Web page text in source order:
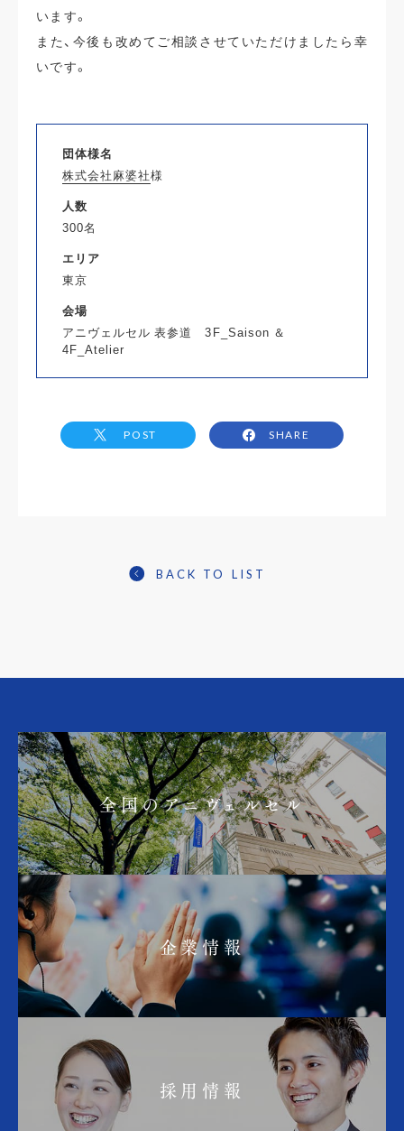
います。
また、今後も改めてご相談させていただけましたら幸
いです。
団体様名
株式会社麻婆社様
人数
300名
エリア
東京
会場
アニヴェルセル 表参道 3F_Saison ＆
4F_Atelier
POST SHARE
BACK TO LIST
全国のアニヴェルセル
企業情報
採用情報